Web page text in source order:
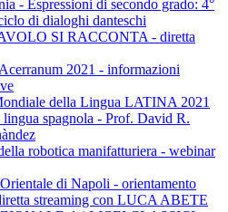
- Espressioni di secondo grado: 4°
di dialoghi danteschi
SI RACCONTA - diretta
2021 - informazioni
della Lingua LATINA 2021
spagnola - Prof. David R.
robotica manifatturiera - webinar
di Napoli - orientamento
streaming con LUCA ABETE